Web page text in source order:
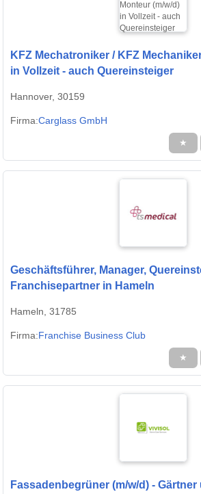
KFZ Mechatroniker / KFZ
in Vollzeit - auch Quereinsteiger
Hannover, 30159
Firma:Carglass GmbH
★
Geschäftsführer, Manager,
Franchisepartner in Hameln
Hameln, 31785
Firma:Franchise Business Club
★
Fassadenbegrüner (m/w/d) - Gärtner